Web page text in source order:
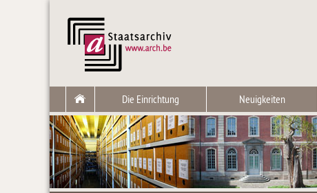
Die Einrichtung Neuigkeiten